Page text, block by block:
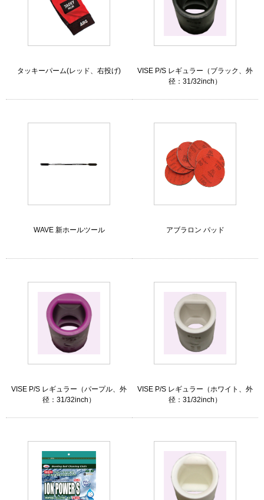
タッキーパーム(レッド、右投げ)
VISE P/S レギュラー（ブラック、外
径：31/32inch）
WAVE 新ホールツール アブラロン パッド
VISE P/S レギュラー（パープル、外
径：31/32inch）
VISE P/S レギュラー（ホワイト、外
径：31/32inch）